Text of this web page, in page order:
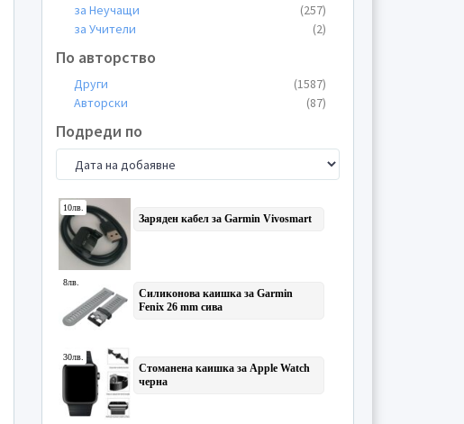
Курсови работи
(332)
Лекции
(249)
Пищови
Планове
(3)
Презентации
(148)
Протоколи
Реферати
Теми
(177)
Тестове
Упражнения
(15)
Уроци
Формуляри
за Неучащи
(257)
за Учители
(2)
По авторство
Други
(1587)
Авторски
(87)
Подреди по